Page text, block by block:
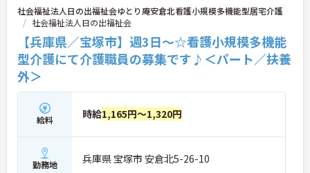
社会福祉法人日の出福祉会ゆとり庵安倉北看護小規模多機能型居宅介護
社会福祉法人日の出福祉会
【兵庫県／宝塚市】週3日～☆看護小規模多機能
型介護にて介護職員の募集です♪＜パート／扶養
外＞
給料 時給1,165円～1,320円
勤務地 兵庫県 宝塚市 安倉北5-26-10